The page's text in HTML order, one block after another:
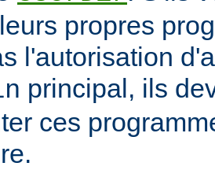
propres
l'autorisation
principal, ils
ces